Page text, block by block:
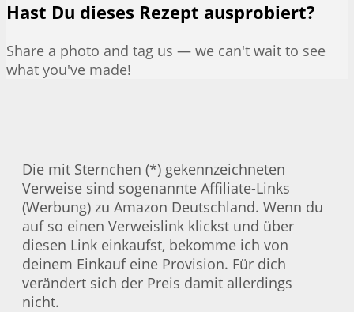
Hast Du dieses Rezept ausprobiert?
Share a photo and tag us — we can't wait to see
what you've made!
Die mit Sternchen (*) gekennzeichneten
Verweise sind sogenannte Affiliate-Links
(Werbung) zu Amazon Deutschland. Wenn du
auf so einen Verweislink klickst und über
diesen Link einkaufst, bekomme ich von
deinem Einkauf eine Provision. Für dich
verändert sich der Preis damit allerdings
nicht.